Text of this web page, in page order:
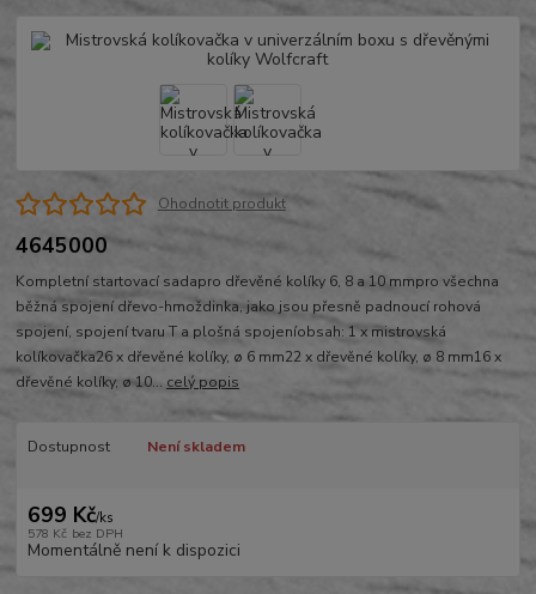
Ohodnotit produkt
4645000
Kompletní startovací sadapro dřevěné kolíky 6, 8 a 10 mmpro všechna
běžná spojení dřevo-hmoždinka, jako jsou přesně padnoucí rohová
spojení, spojení tvaru T a plošná spojeníobsah: 1 x mistrovská
kolíkovačka26 x dřevěné kolíky, ø 6 mm22 x dřevěné kolíky, ø 8 mm16 x
dřevěné kolíky, ø 10... celý popis
Dostupnost Není skladem
699 Kč/ks
578 Kč bez DPH
Momentálně není k dispozici